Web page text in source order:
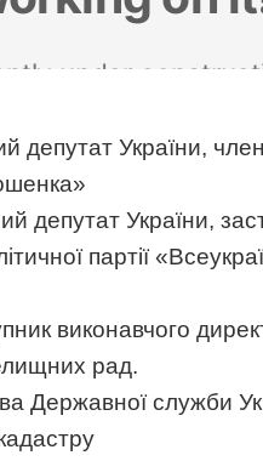
України, член
депутат України,
партії
виконавчого
рад.
Державної служби